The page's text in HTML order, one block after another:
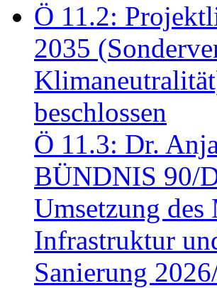
Ö 11.2:
2035
beschlossen
Ö 11.3: Dr.
BÜNDNIS 90/
Umsetzung
Infrastruktur
Sanierung